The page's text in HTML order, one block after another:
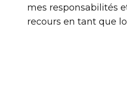
mes responsabilités
recours en tant que